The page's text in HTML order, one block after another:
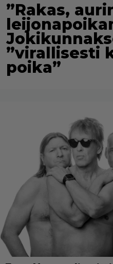
”Rakas,
”virallisesti
poika”